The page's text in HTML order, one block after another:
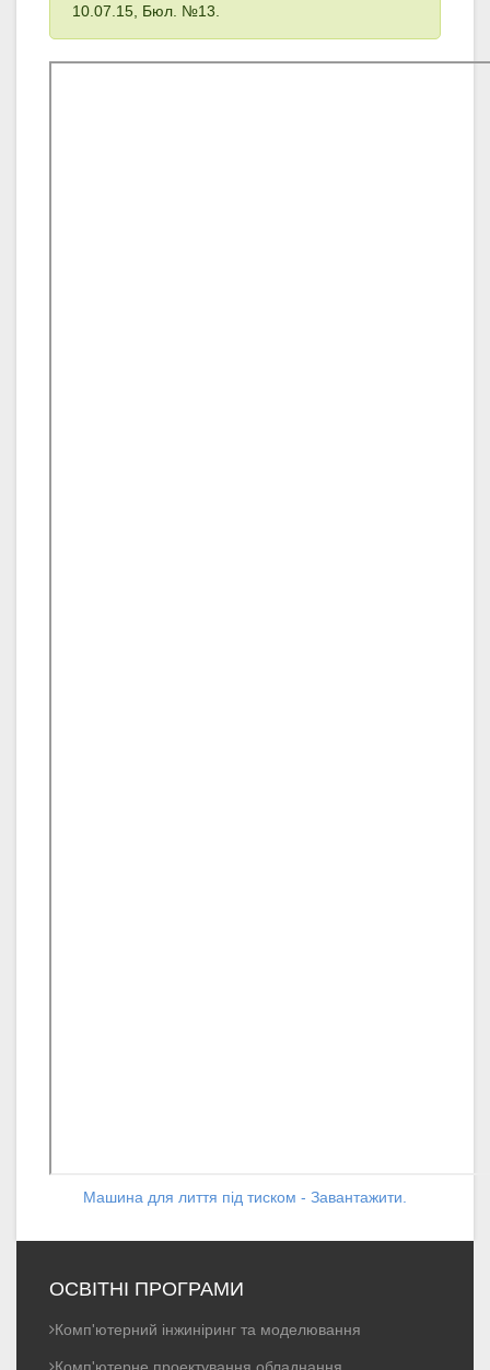
10.07.15, Бюл. №13.
Машина для лиття під тиском - Завантажити.
ОСВІТНІ ПРОГРАМИ
Комп'ютерний інжиніринг та моделювання